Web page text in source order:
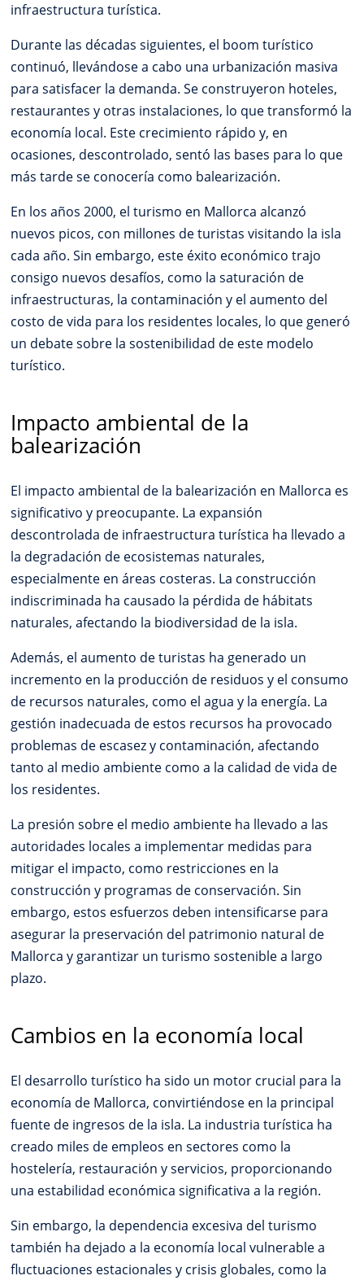
infraestructura turística.
Durante las décadas siguientes, el boom turístico
continuó, llevándose a cabo una urbanización masiva
para satisfacer la demanda. Se construyeron hoteles,
restaurantes y otras instalaciones, lo que transformó la
economía local. Este crecimiento rápido y, en
ocasiones, descontrolado, sentó las bases para lo que
más tarde se conocería como balearización.
En los años 2000, el turismo en Mallorca alcanzó
nuevos picos, con millones de turistas visitando la isla
cada año. Sin embargo, este éxito económico trajo
consigo nuevos desafíos, como la saturación de
infraestructuras, la contaminación y el aumento del
costo de vida para los residentes locales, lo que generó
un debate sobre la sostenibilidad de este modelo
turístico.
Impacto ambiental de la
balearización
El impacto ambiental de la balearización en Mallorca es
significativo y preocupante. La expansión
descontrolada de infraestructura turística ha llevado a
la degradación de ecosistemas naturales,
especialmente en áreas costeras. La construcción
indiscriminada ha causado la pérdida de hábitats
naturales, afectando la biodiversidad de la isla.
Además, el aumento de turistas ha generado un
incremento en la producción de residuos y el consumo
de recursos naturales, como el agua y la energía. La
gestión inadecuada de estos recursos ha provocado
problemas de escasez y contaminación, afectando
tanto al medio ambiente como a la calidad de vida de
los residentes.
La presión sobre el medio ambiente ha llevado a las
autoridades locales a implementar medidas para
mitigar el impacto, como restricciones en la
construcción y programas de conservación. Sin
embargo, estos esfuerzos deben intensificarse para
asegurar la preservación del patrimonio natural de
Mallorca y garantizar un turismo sostenible a largo
plazo.
Cambios en la economía local
El desarrollo turístico ha sido un motor crucial para la
economía de Mallorca, convirtiéndose en la principal
fuente de ingresos de la isla. La industria turística ha
creado miles de empleos en sectores como la
hostelería, restauración y servicios, proporcionando
una estabilidad económica significativa a la región.
Sin embargo, la dependencia excesiva del turismo
también ha dejado a la economía local vulnerable a
fluctuaciones estacionales y crisis globales, como la